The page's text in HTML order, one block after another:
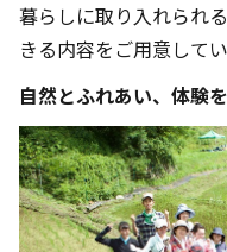
暮らしに取り入れられ
きる内容をご用意してい
自然とふれあい、体験